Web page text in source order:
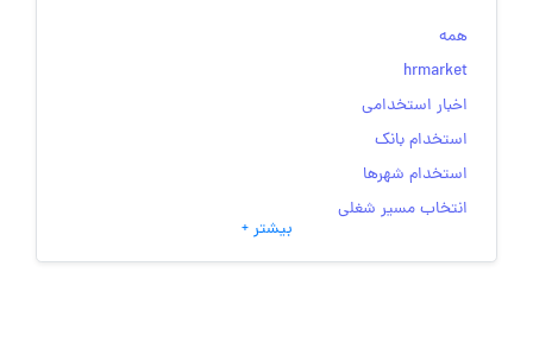
همه
hrmarket
اخبار استخدامی
استخدام بانک
استخدام شهرها
انتخاب مسیر شغلی
به‌روزرسانی‌های سایت (کارجویی)
بیشتر +